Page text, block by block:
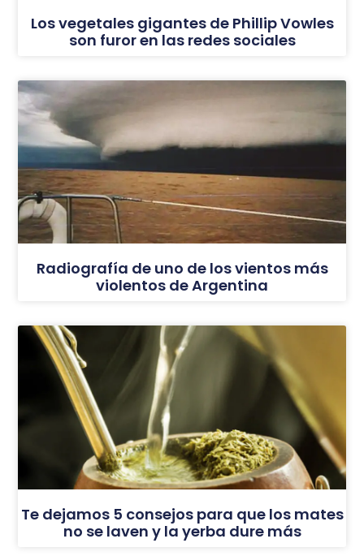
Los vegetales gigantes de Phillip Vowles
son furor en las redes sociales
Radiografía de uno de los vientos más
violentos de Argentina
Te dejamos 5 consejos para que los mates
no se laven y la yerba dure más